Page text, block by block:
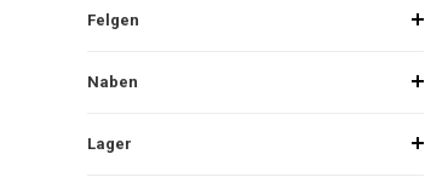
Felgen
Naben
Lager